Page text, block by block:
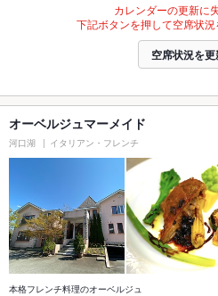
カレンダーの更新に
下記ボタンを押して空席状況
空席状況を
オーベルジュマーメイド
河口湖 イタリアン・フレンチ
本格フレンチ料理のオーベルジュ